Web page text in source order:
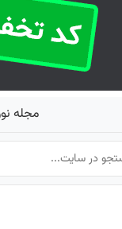
مجله